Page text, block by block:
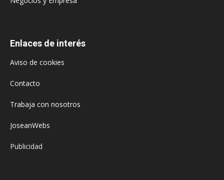
Enlaces de interés
Aviso de cookies
Contacto
Trabaja con nosotros
JoseanWebs
Publicidad